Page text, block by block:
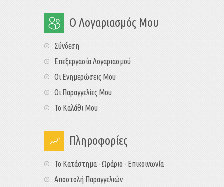
Ο Λογαριασμός Μου
Σύνδεση
Επεξεργασία Λογαριασμού
Οι Ενημερώσεις Μου
Οι Παραγγελίες Μου
Το Καλάθι Μου
Πληροφορίες
Το Κατάστημα - Ωράριο - Επικοινωνία
Αποστολή Παραγγελιών